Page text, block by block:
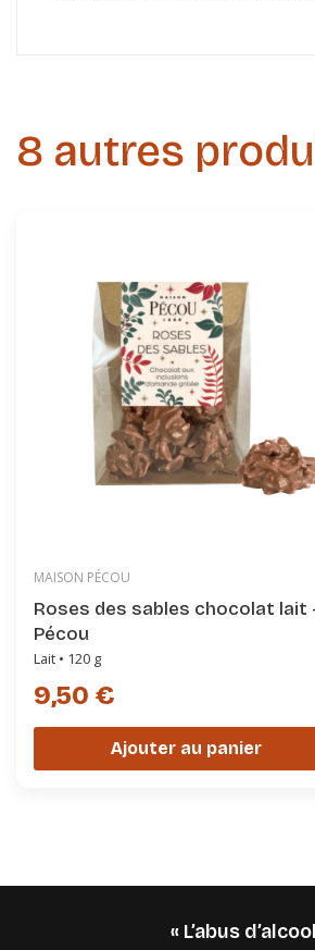
8 autres
MAISON PÉCOU
Roses des sables chocolat lait -
Pécou
Lait • 120 g
9,50 €
Ajouter au panier
« L’abus